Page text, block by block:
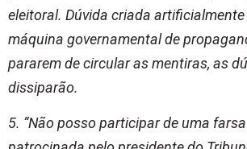
eleitoral. Dúvida criada
máquina governamental de
pararem de circular as mentiras, as
dissiparão.
5. “Não posso participar de uma